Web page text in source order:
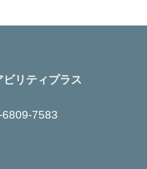
リティプラス